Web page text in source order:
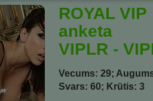
ROYAL VIP
anketa
VIPLR -
Vecums: 29;
Svars: 60; Krūtis: 3